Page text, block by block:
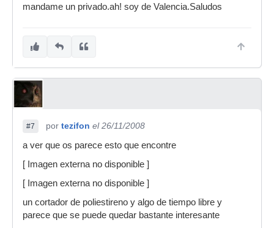
mandame un privado.ah! soy de Valencia.Saludos
#7 por tezifon el 26/11/2008
a ver que os parece esto que encontre
[ Imagen externa no disponible ]
[ Imagen externa no disponible ]
un cortador de poliestireno y algo de tiempo libre y
parece que se puede quedar bastante interesante